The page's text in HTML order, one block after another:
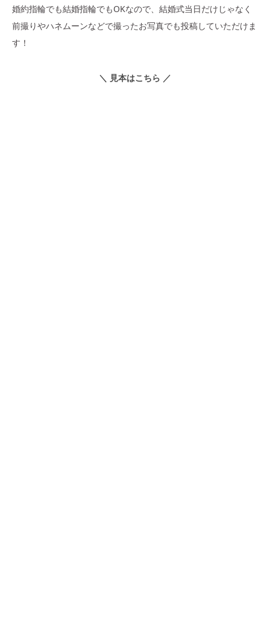
婚約指輪でも結婚指輪でもOKなので、結婚式当日だけじゃなく
前撮りやハネムーンなどで撮ったお写真でも投稿していただけま
す！
＼ 見本はこちら ／